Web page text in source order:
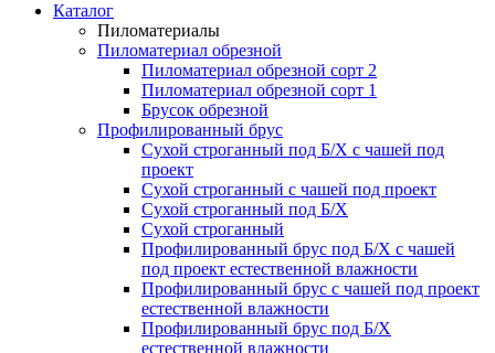
Каталог
Пиломатериалы
Пиломатериал обрезной
Пиломатериал обрезной сорт 2
Пиломатериал обрезной сорт 1
Брусок обрезной
Профилированный брус
Сухой строганный под Б/Х с чашей под
проект
Сухой строганный с чашей под проект
Сухой строганный под Б/Х
Сухой строганный
Профилированный брус под Б/Х с чашей
под проект естественной влажности
Профилированный брус с чашей под проект
естественной влажности
Профилированный брус под Б/Х
естественной влажности